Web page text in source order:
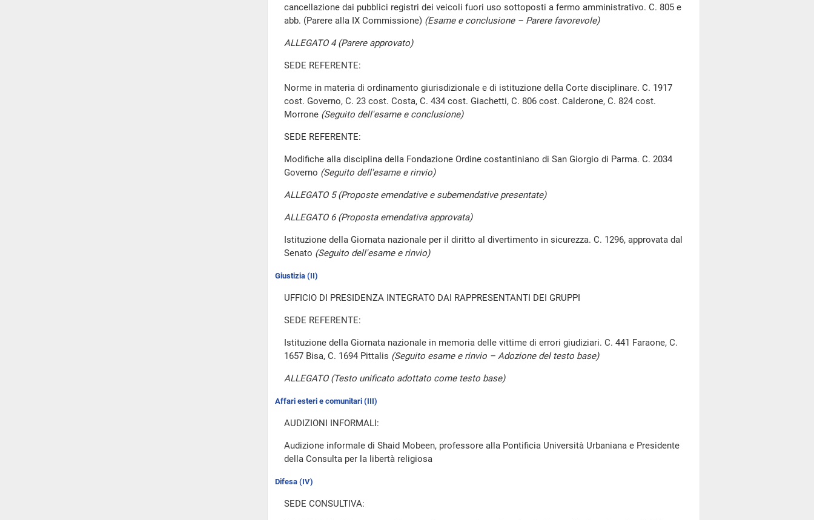
cancellazione dai pubblici registri dei veicoli fuori uso sottoposti a fermo amministrativo. C. 805 e
abb. (Parere alla IX Commissione) (Esame e conclusione – Parere favorevole)
ALLEGATO 4 (Parere approvato)
SEDE REFERENTE:
Norme in materia di ordinamento giurisdizionale e di istituzione della Corte disciplinare. C. 1917
cost. Governo, C. 23 cost. Costa, C. 434 cost. Giachetti, C. 806 cost. Calderone, C. 824 cost.
Morrone (Seguito dell'esame e conclusione)
SEDE REFERENTE:
Modifiche alla disciplina della Fondazione Ordine costantiniano di San Giorgio di Parma. C. 2034
Governo (Seguito dell'esame e rinvio)
ALLEGATO 5 (Proposte emendative e subemendative presentate)
ALLEGATO 6 (Proposta emendativa approvata)
Istituzione della Giornata nazionale per il diritto al divertimento in sicurezza. C. 1296, approvata dal
Senato (Seguito dell'esame e rinvio)
Giustizia (II)
UFFICIO DI PRESIDENZA INTEGRATO DAI RAPPRESENTANTI DEI GRUPPI
SEDE REFERENTE:
Istituzione della Giornata nazionale in memoria delle vittime di errori giudiziari. C. 441 Faraone, C.
1657 Bisa, C. 1694 Pittalis (Seguito esame e rinvio – Adozione del testo base)
ALLEGATO (Testo unificato adottato come testo base)
Affari esteri e comunitari (III)
AUDIZIONI INFORMALI:
Audizione informale di Shaid Mobeen, professore alla Pontificia Università Urbaniana e Presidente
della Consulta per la libertà religiosa
Difesa (IV)
SEDE CONSULTIVA: